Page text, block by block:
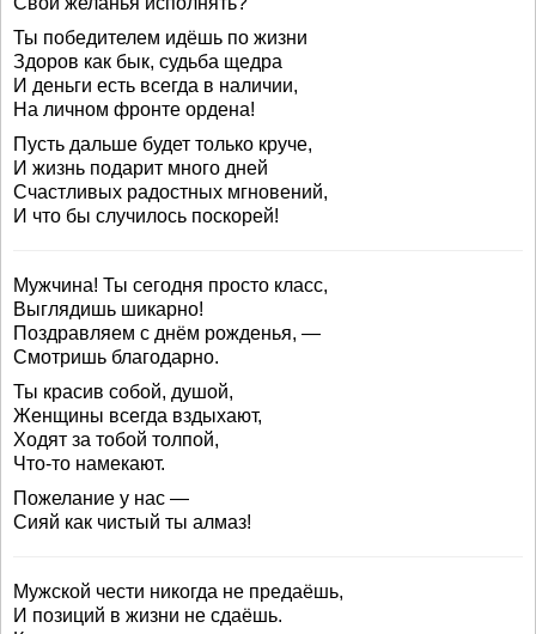
Ты победителем идёшь по жизни
Здоров как бык, судьба щедра
И деньги есть всегда в наличии,
На личном фронте ордена!
Пусть дальше будет только круче,
И жизнь подарит много дней
Счастливых радостных мгновений,
И что бы случилось поскорей!
Мужчина! Ты сегодня просто класс,
Выглядишь шикарно!
Поздравляем с днём рожденья, —
Смотришь благодарно.
Ты красив собой, душой,
Женщины всегда вздыхают,
Ходят за тобой толпой,
Что-то намекают.
Пожелание у нас —
Сияй как чистый ты алмаз!
Мужской чести никогда не предаёшь,
И позиций в жизни не сдаёшь.